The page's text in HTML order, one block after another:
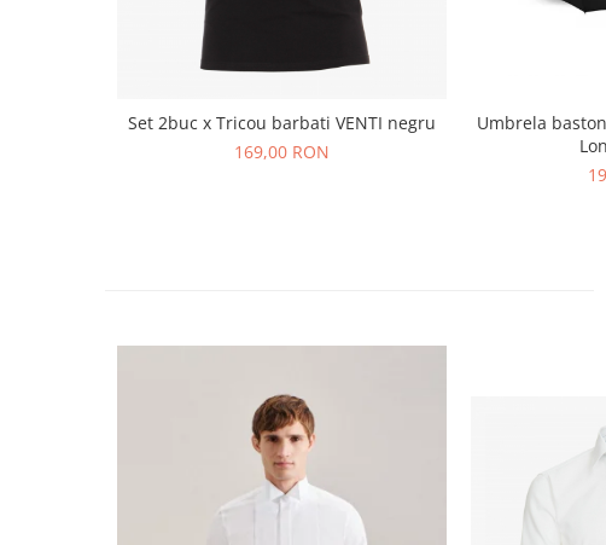
Set 2buc x Tricou barbati VENTI negru
169,00 RON
Umbrela